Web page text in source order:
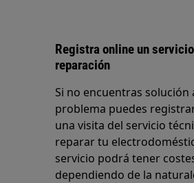
Registra online un
reparación
Si no encuentras solución
problema puedes
una visita del servicio
reparar tu
servicio podrá tener
dependiendo de la